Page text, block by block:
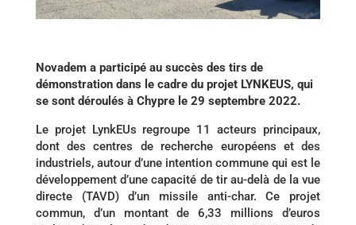
Novadem a participé au succès des tirs de
démonstration dans le cadre du projet LYNKEUS, qui
se sont déroulés à Chypre le 29 septembre 2022.
Le projet LynkEUs regroupe 11 acteurs principaux,
dont des centres de recherche européens et des
industriels, autour d’une intention commune qui est le
développement d’une capacité de tir au-delà de la vue
directe (TAVD) d’un missile anti-char. Ce projet
commun, d’un montant de 6,33 millions d’euros